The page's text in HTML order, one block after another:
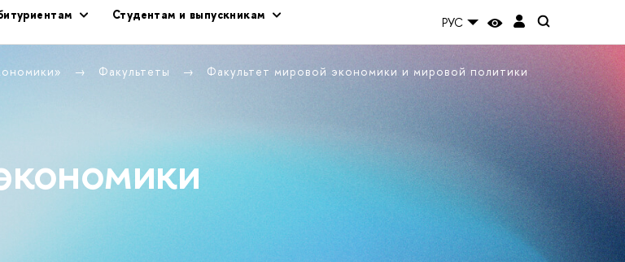
Студентам и выпускникам
РУС
Факультеты
Факультет мировой экономики и мировой политики